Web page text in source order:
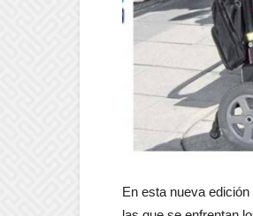
En esta nueva edición